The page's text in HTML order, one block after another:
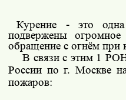
Курение - это
подвержены
обращение с огнём при
В связи с этим 1
России по г. Москве
пожаров: